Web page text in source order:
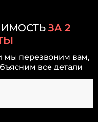
ЗА 2
мы перезвоним вам,
все детали